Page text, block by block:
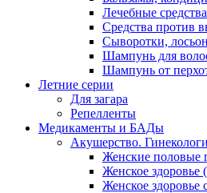
Лечебные
Средства против
Сыворотки,
Шампунь для
Шампунь от
Летние серии
Для загара
Репелленты
Медикаменты и БАДы
Акушерство.
Женские половые
Женское здоровье
Женское здоровье